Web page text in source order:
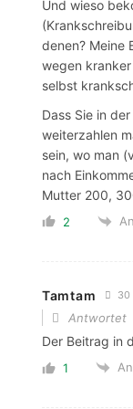
Und wieso
denen? Meine
wegen
selbst
Dass Sie in
weiterzahlen
sein, wo man
nach
Mutter 200,
2
Tamtam 30
Antwortet
Der Beitrag in
1